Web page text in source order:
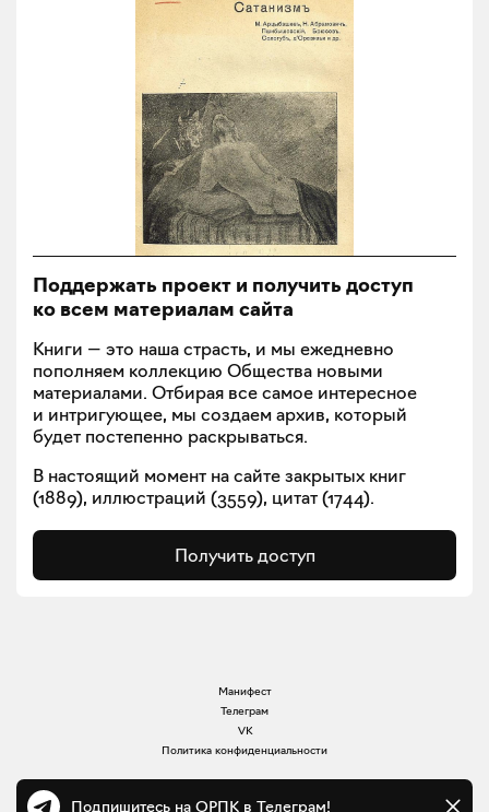
Поддержать проект и получить доступ
ко всем материалам сайта
Книги — это наша страсть, и мы ежедневно
пополняем коллекцию Общества новыми
материалами. Отбирая все самое интересное
и интригующее, мы создаем архив, который
будет постепенно раскрываться.
В настоящий момент на сайте закрытых книг
(1889), иллюстраций (3559), цитат (1744).
Получить доступ
Манифест
Телеграм
VK
Политика конфиденциальности
Подпишитесь на ОРПК в Телеграм!